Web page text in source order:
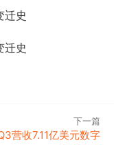
下一篇
营收7.11亿美元数字